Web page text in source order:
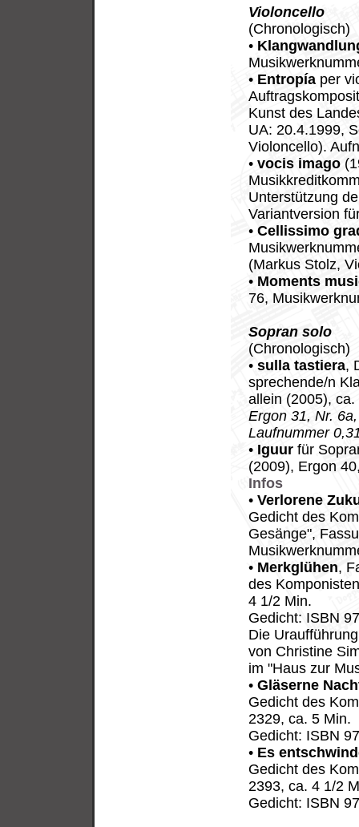
Violoncello
(Chronologisch)
•
• Entropía per
Kunst des
UA: 20.4.1999,
Violoncello).
•vocis imago
Unterstützung
Variantversion
•Cellissimo
(Markus Stolz,
• Moments
76,
Sopran solo
(Chronologisch)
•sulla tastiera,
sprechende/n
allein (2005), ca.
Ergon 31, Nr.
Laufnummer
• Iguur für
(2009), Ergon
Infos
•Verlorene
Gedicht des
Gesänge",
• Merkglühen,
des
4 1/2 Min.
Gedicht: ISBN
Die
von Christine
im "Haus zur
•Gläserne
Gedicht des
2329, ca. 5 Min.
Gedicht: ISBN
• Es
Gedicht des
2393, ca. 4 1/2
Gedicht: ISBN